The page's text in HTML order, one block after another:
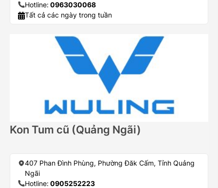
Hotline: 0963030068
Tất cả các ngày trong tuần
Kon Tum cũ (Quảng Ngãi)
407 Phan Đình Phùng, Phường Đăk Cấm, Tỉnh Quảng
Ngãi
Hotline: 0905252223